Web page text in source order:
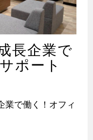
長企業で
ポート
業で働く！オフィ